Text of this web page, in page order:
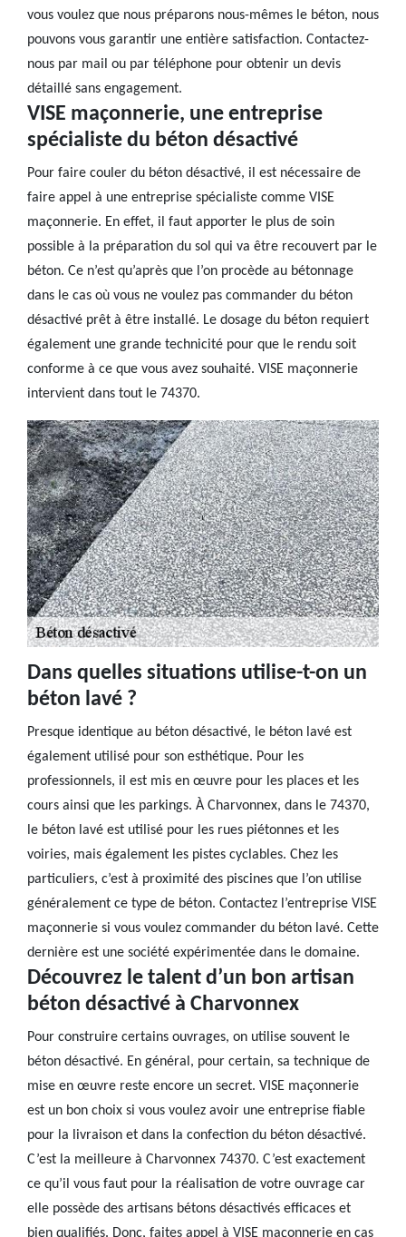
vous voulez que nous préparons nous-mêmes le béton, nous
pouvons vous garantir une entière satisfaction. Contactez-
nous par mail ou par téléphone pour obtenir un devis
détaillé sans engagement.
VISE maçonnerie, une entreprise
spécialiste du béton désactivé
Pour faire couler du béton désactivé, il est nécessaire de
faire appel à une entreprise spécialiste comme VISE
maçonnerie. En effet, il faut apporter le plus de soin
possible à la préparation du sol qui va être recouvert par le
béton. Ce n’est qu’après que l’on procède au bétonnage
dans le cas où vous ne voulez pas commander du béton
désactivé prêt à être installé. Le dosage du béton requiert
également une grande technicité pour que le rendu soit
conforme à ce que vous avez souhaité. VISE maçonnerie
intervient dans tout le 74370.
Dans quelles situations utilise-t-on un
béton lavé ?
Presque identique au béton désactivé, le béton lavé est
également utilisé pour son esthétique. Pour les
professionnels, il est mis en œuvre pour les places et les
cours ainsi que les parkings. À Charvonnex, dans le 74370,
le béton lavé est utilisé pour les rues piétonnes et les
voiries, mais également les pistes cyclables. Chez les
particuliers, c’est à proximité des piscines que l’on utilise
généralement ce type de béton. Contactez l’entreprise VISE
maçonnerie si vous voulez commander du béton lavé. Cette
dernière est une société expérimentée dans le domaine.
Découvrez le talent d’un bon artisan
béton désactivé à Charvonnex
Pour construire certains ouvrages, on utilise souvent le
béton désactivé. En général, pour certain, sa technique de
mise en œuvre reste encore un secret. VISE maçonnerie
est un bon choix si vous voulez avoir une entreprise fiable
pour la livraison et dans la confection du béton désactivé.
C’est la meilleure à Charvonnex 74370. C’est exactement
ce qu’il vous faut pour la réalisation de votre ouvrage car
elle possède des artisans bétons désactivés efficaces et
bien qualifiés. Donc, faites appel à VISE maçonnerie en cas